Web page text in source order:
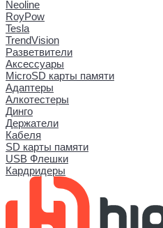
Neoline
RoyPow
Tesla
TrendVision
Разветвители
Аксессуары
MicroSD карты памяти
Адаптеры
Алкотестеры
Динго
Держатели
Кабеля
SD карты памяти
USB Флешки
Кардридеры